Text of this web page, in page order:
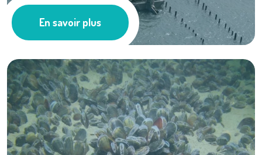
REseau MOULe ...
Cultures marines
En savoir plus